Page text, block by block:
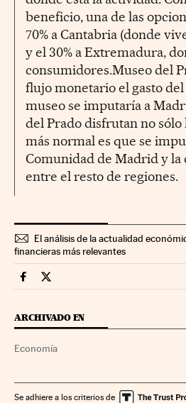
beneficio, una de las
70% a Cantabria (donde
y el 30% a Extremadura,
consumidores.Museo del
flujo monetario el gasto del
museo se imputaría a
del Prado disfrutan no
más normal es que se
Comunidad de Madrid y la
entre el resto de regiones.
El análisis de la actualidad
financieras más relevantes
Economia Cinco Días en Facebook
Economia Cinco Días en
ARCHIVADO EN
Economía
Se adhiere a los criterios de